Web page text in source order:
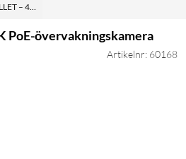
– 4K POE-ÖVERVAKNINGSKAMERA
PoE-övervakningskamera
Artikelnr: 60168